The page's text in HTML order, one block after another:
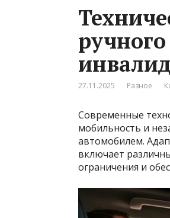
27.11.2025 Разное
Современные
мобильность и
автомобилем.
включает
ограничения и